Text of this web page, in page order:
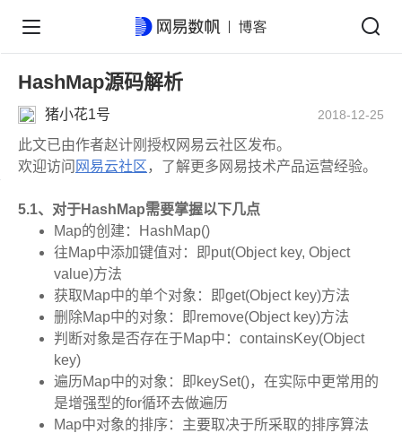
HashMap源码解析
猪小花1号 2018-12-25
此文已由作者赵计刚授权网易云社区发布。
欢迎访问 网易云社区 ，了解更多网易技术产品运营经验。
5.1、对于HashMap需要掌握以下几点
Map的创建：HashMap()
往Map中添加键值对：即put(Object key, Object
value)方法
获取Map中的单个对象：即get(Object key)方法
删除Map中的对象：即remove(Object key)方法
判断对象是否存在于Map中：containsKey(Object
key)
遍历Map中的对象：即keySet()，在实际中更常用的
是增强型的for循环去做遍历
Map中对象的排序：主要取决于所采取的排序算法